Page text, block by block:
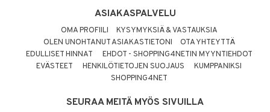
ASIAKASPALVELU
OMA PROFIILI
KYSYMYKSIÄ & VASTAUKSIA
OLEN UNOHTANUT ASIAKASTIETONI
OTA YHTEYTTÄ
EDULLISET HINNAT
EHDOT - SHOPPING4NETIN MYYNTIEHDOT
EVÄSTEET
HENKILÖTIETOJEN SUOJAUS
KUMPPANIKSI
SHOPPING4NET
SEURAA MEITÄ MYÖS SIVUILLA